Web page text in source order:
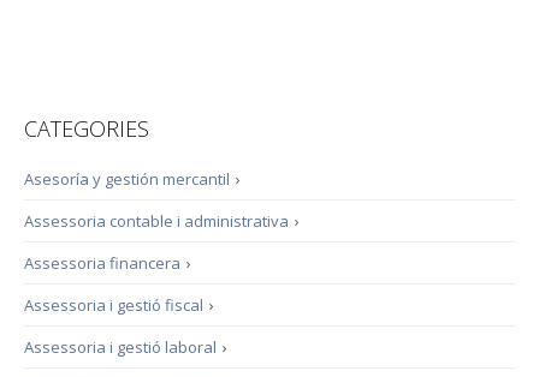
CATEGORIES
›
Asesoría y gestión mercantil
›
Assessoria contable i administrativa
›
Assessoria financera
›
Assessoria i gestió fiscal
›
Assessoria i gestió laboral